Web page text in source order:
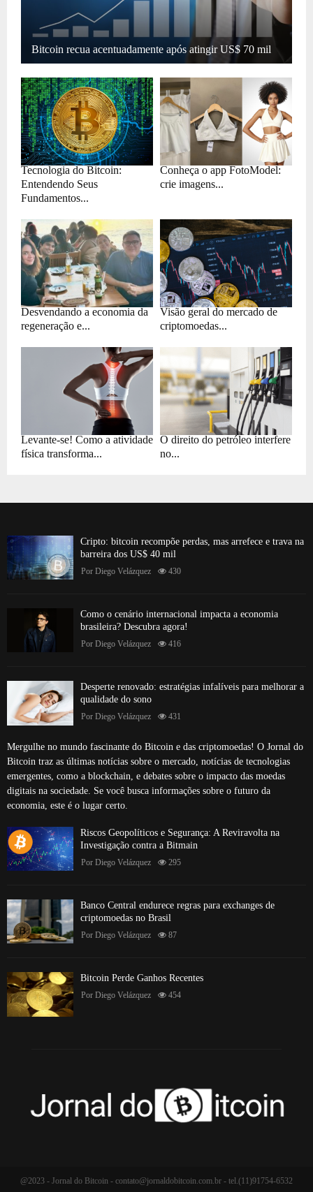
Bitcoin recua acentuadamente após atingir US$ 70 mil
Tecnologia do Bitcoin:
Entendendo Seus
Fundamentos...
Conheça o app FotoModel:
crie imagens...
Desvendando a economia da
regeneração e...
Visão geral do mercado de
criptomoedas...
Levante-se! Como a atividade
física transforma...
O direito do petróleo interfere
no...
Cripto: bitcoin recompõe perdas, mas arrefece e trava na
barreira dos US$ 40 mil
Por Diego Velázquez 430
Como o cenário internacional impacta a economia
brasileira? Descubra agora!
Por Diego Velázquez 416
Desperte renovado: estratégias infalíveis para melhorar a
qualidade do sono
Por Diego Velázquez 431
Mergulhe no mundo fascinante do Bitcoin e das criptomoedas! O Jornal do
Bitcoin traz as últimas notícias sobre o mercado, notícias de tecnologias
emergentes, como a blockchain, e debates sobre o impacto das moedas
digitais na sociedade. Se você busca informações sobre o futuro da
economia, este é o lugar certo.
Riscos Geopolíticos e Segurança: A Reviravolta na
Investigação contra a Bitmain
Por Diego Velázquez 295
Banco Central endurece regras para exchanges de
criptomoedas no Brasil
Por Diego Velázquez 87
Bitcoin Perde Ganhos Recentes
Por Diego Velázquez 454
@2023 - Jornal do Bitcoin - contato@jornaldobitcoin.com.br - tel.(11)91754-6532